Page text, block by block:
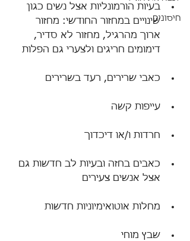
חיסונים
בעיות הורמונליות אצל נשים כגון
שינויים במחזור החודשי: מחזור
ארוך מהרגיל, מחזור לא סדיר,
דימומים חריגים ולצערי גם הפלות
כאבי שרירים, רעד בשרירים
עייפות קשה
חרדות ו/או דיכדוך
כאבים בחזה ובעיות לב חדשות גם
אצל אנשים צעירים
מחלות אוטואימיוניות חדשות
שבץ מוחי